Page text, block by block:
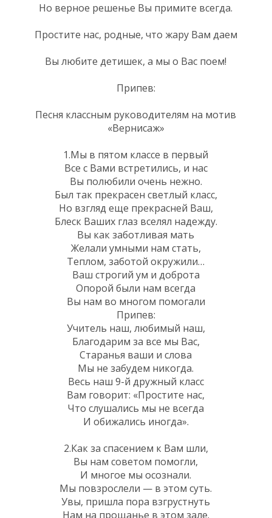
Но верное решенье Вы примите всегда.
Простите нас, родные, что жару Вам даем
Вы любите детишек, а мы о Вас поем!
Припев:
Песня классным руководителям на мотив
«Вернисаж»
1.Мы в пятом классе в первый
Все с Вами встретились, и нас
Вы полюбили очень нежно.
Был так прекрасен светлый класс,
Но взгляд еще прекрасней Ваш,
Блеск Ваших глаз вселял надежду.
Вы как заботливая мать
Желали умными нам стать,
Теплом, заботой окружили…
Ваш строгий ум и доброта
Опорой были нам всегда
Вы нам во многом помогали
Припев:
Учитель наш, любимый наш,
Благодарим за все мы Вас,
Старанья ваши и слова
Мы не забудем никогда.
Весь наш 9-й дружный класс
Вам говорит: «Простите нас,
Что слушались мы не всегда
И обижались иногда».
2.Как за спасением к Вам шли,
Вы нам советом помогли,
И многое мы осознали.
Мы повзрослели — в этом суть.
Увы, пришла пора взгрустнуть
Нам на прощанье в этом зале.